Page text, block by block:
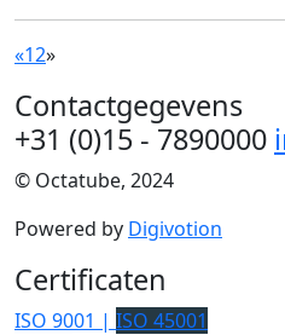
«12»
Contactgegevens
+31 (0)15 - 7890000
© Octatube, 2024
Powered by Digivotion
Certificaten
ISO 9001 | ISO 45001